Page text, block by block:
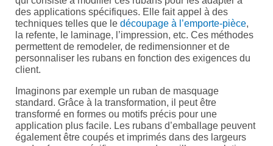
des applications spécifiques. Elle fait appel à des
techniques telles que le découpage à l’emporte-pièce,
la refente, le laminage, l’impression, etc. Ces méthodes
permettent de remodeler, de redimensionner et de
personnaliser les rubans en fonction des exigences du
client.
Imaginons par exemple un ruban de masquage
standard. Grâce à la transformation, il peut être
transformé en formes ou motifs précis pour une
application plus facile. Les rubans d’emballage peuvent
également être coupés et imprimés dans des largeurs